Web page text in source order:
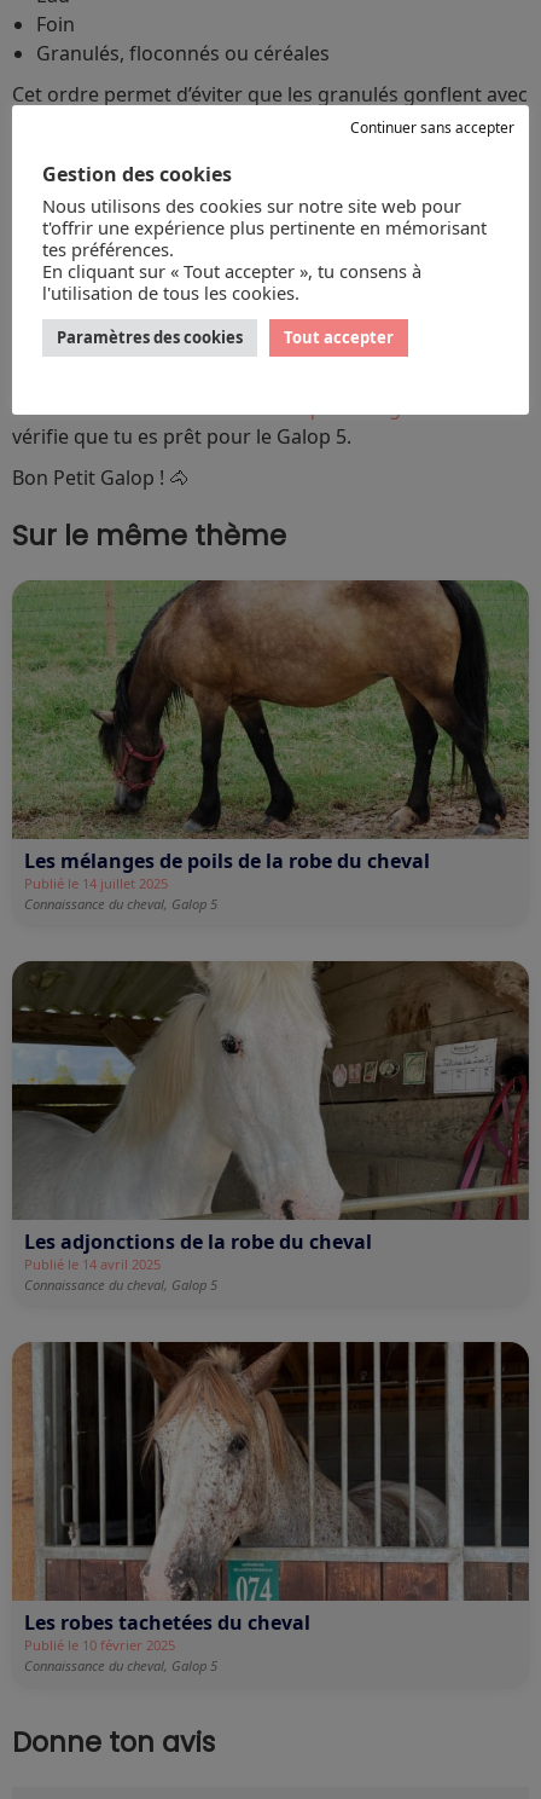
Foin
Granulés, floconnés ou céréales
Cet ordre permet d’éviter que les granulés gonflent avec
l’eau et que le foin pousse les granulés (ils seraient alors
Le cheval ne peut pas vomir, il est donc indispensable de
veiller à sa bonne alimentation pour lui éviter des
coliquesqui pourraient lui être fatales.
🎯 Teste tes connaissances
Teste tes connaissances avec le
vérifie que tu es prêt pour le Galop 5.
Bon Petit Galop ! 🐴
Sur le même thème
Les mélanges de poils de la robe du cheval
Publié le 14 juillet 2025
Connaissance du cheval, Galop 5
Les adjonctions de la robe du cheval
Publié le 14 avril 2025
Connaissance du cheval, Galop 5
Les robes tachetées du cheval
Publié le 10 février 2025
Connaissance du cheval, Galop 5
Donne ton avis
Gestion des cookies
Nous utilisons des cookies sur notre site web pour
t'offrir une expérience plus pertinente en mémorisant
tes préférences.
En cliquant sur « Tout accepter », tu consens à
l'utilisation de tous les cookies.
Paramètres des cookies Tout accepter
Continuer sans accepter